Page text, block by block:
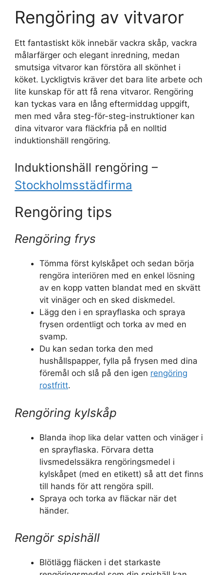
Rengöring av vitvaror
Ett fantastiskt kök innebär vackra skåp, vackra
målarfärger och elegant inredning, medan
smutsiga vitvaror kan förstöra all skönhet i
köket. Lyckligtvis kräver det bara lite arbete och
lite kunskap för att få rena vitvaror. Rengöring
kan tyckas vara en lång eftermiddag uppgift,
men med våra steg-för-steg-instruktioner kan
dina vitvaror vara fläckfria på en nolltid
induktionshäll rengöring.
Induktionshäll rengöring –
Stockholmsstädfirma
Rengöring tips
Rengöring frys
Tömma först kylskåpet och sedan börja
rengöra interiören med en enkel lösning
av en kopp vatten blandat med en skvätt
vit vinäger och en sked diskmedel.
Lägg den i en sprayflaska och spraya
frysen ordentligt och torka av med en
svamp.
Du kan sedan torka den med
hushållspapper, fylla på frysen med dina
föremål och slå på den igen rengöring
rostfritt.
Rengöring kylskåp
Blanda ihop lika delar vatten och vinäger i
en sprayflaska. Förvara detta
livsmedelssäkra rengöringsmedel i
kylskåpet (med en etikett) så att det finns
till hands för att rengöra spill.
Spraya och torka av fläckar när det
händer.
Rengör spishäll
Blötlägg fläcken i det starkaste